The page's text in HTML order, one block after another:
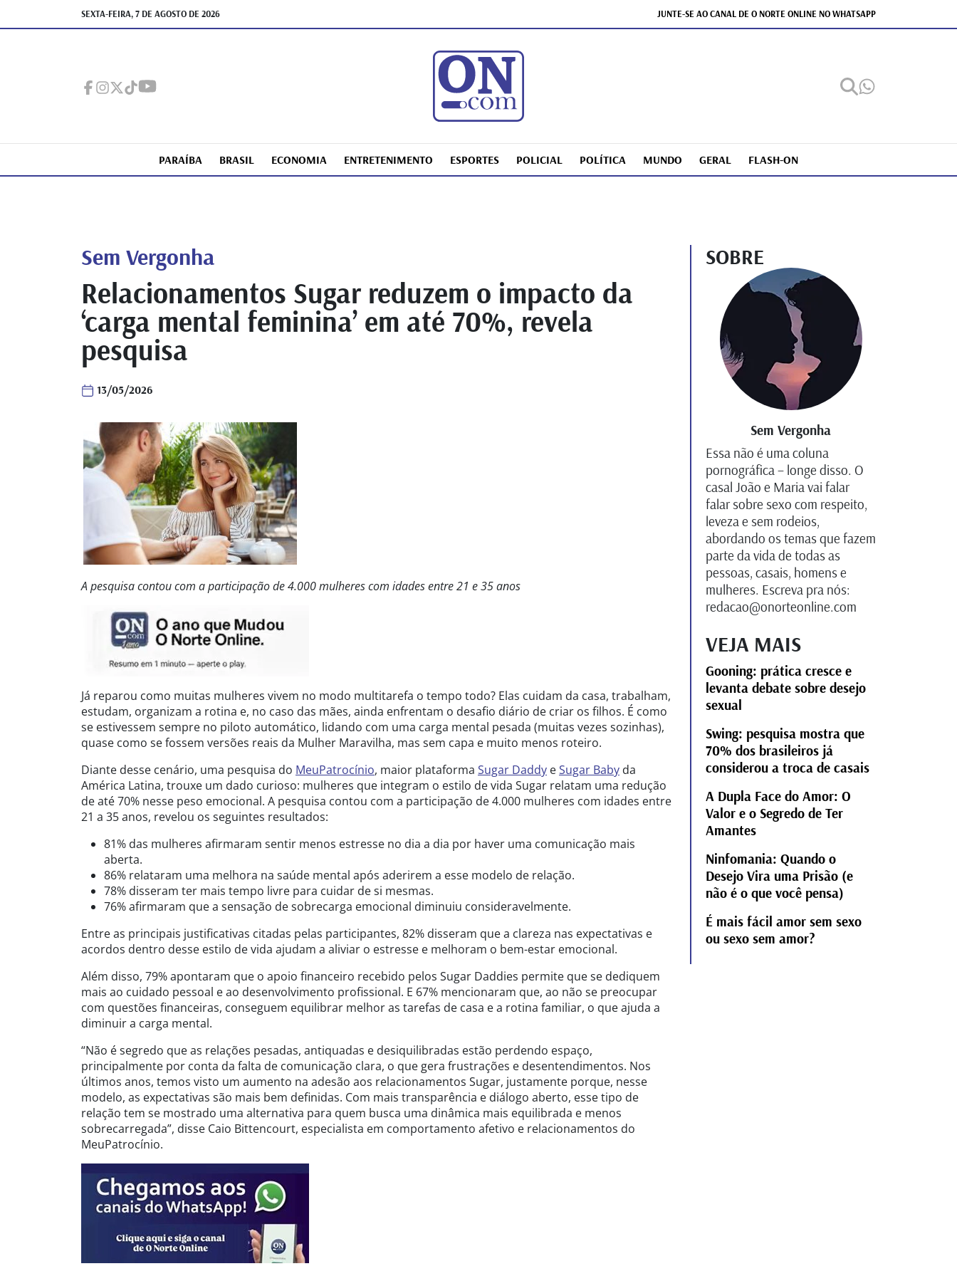
SEXTA-FEIRA, 7 DE AGOSTO DE 2026 JUNTE-SE AO CANAL DE O NORTE ONLINE NO WHATSAPP
PARAÍBA BRASIL ECONOMIA ENTRETENIMENTO ESPORTES POLICIAL POLÍTICA MUNDO GERAL FLASH-ON
Sem Vergonha
Relacionamentos Sugar reduzem o impacto da
‘carga mental feminina’ em até 70%, revela
pesquisa
13/05/2026
A pesquisa contou com a participação de 4.000 mulheres com idades entre 21 e 35 anos
Já reparou como muitas mulheres vivem no modo multitarefa o tempo todo? Elas cuidam da casa, trabalham,
estudam, organizam a rotina e, no caso das mães, ainda enfrentam o desafio diário de criar os filhos. É como
se estivessem sempre no piloto automático, lidando com uma carga mental pesada (muitas vezes sozinhas),
quase como se fossem versões reais da Mulher Maravilha, mas sem capa e muito menos roteiro.
Diante desse cenário, uma pesquisa do MeuPatrocínio, maior plataforma Sugar Daddy eSugar Baby da
América Latina, trouxe um dado curioso: mulheres que integram o estilo de vida Sugar relatam uma redução
de até 70% nesse peso emocional. A pesquisa contou com a participação de 4.000 mulheres com idades entre
21 a 35 anos, revelou os seguintes resultados:
81% das mulheres afirmaram sentir menos estresse no dia a dia por haver uma comunicação mais
aberta.
86% relataram uma melhora na saúde mental após aderirem a esse modelo de relação.
78% disseram ter mais tempo livre para cuidar de si mesmas.
76% afirmaram que a sensação de sobrecarga emocional diminuiu consideravelmente.
Entre as principais justificativas citadas pelas participantes, 82% disseram que a clareza nas expectativas e
acordos dentro desse estilo de vida ajudam a aliviar o estresse e melhoram o bem-estar emocional.
Além disso, 79% apontaram que o apoio financeiro recebido pelos Sugar Daddies permite que se dediquem
mais ao cuidado pessoal e ao desenvolvimento profissional. E 67% mencionaram que, ao não se preocupar
com questões financeiras, conseguem equilibrar melhor as tarefas de casa e a rotina familiar, o que ajuda a
diminuir a carga mental.
“Não é segredo que as relações pesadas, antiquadas e desiquilibradas estão perdendo espaço,
principalmente por conta da falta de comunicação clara, o que gera frustrações e desentendimentos. Nos
últimos anos, temos visto um aumento na adesão aos relacionamentos Sugar, justamente porque, nesse
modelo, as expectativas são mais bem definidas. Com mais transparência e diálogo aberto, esse tipo de
relação tem se mostrado uma alternativa para quem busca uma dinâmica mais equilibrada e menos
sobrecarregada”, disse Caio Bittencourt, especialista em comportamento afetivo e relacionamentos do
MeuPatrocínio.
SOBRE
Sem Vergonha
Essa não é uma coluna
pornográfica – longe disso. O
casal João e Maria vai falar
falar sobre sexo com respeito,
leveza e sem rodeios,
abordando os temas que fazem
parte da vida de todas as
pessoas, casais, homens e
mulheres. Escreva pra nós:
redacao@onorteonline.com
VEJA MAIS
Gooning: prática cresce e
levanta debate sobre desejo
sexual
Swing: pesquisa mostra que
70% dos brasileiros já
considerou a troca de casais
A Dupla Face do Amor: O
Valor e o Segredo de Ter
Amantes
Ninfomania: Quando o
Desejo Vira uma Prisão (e
não é o que você pensa)
É mais fácil amor sem sexo
ou sexo sem amor?